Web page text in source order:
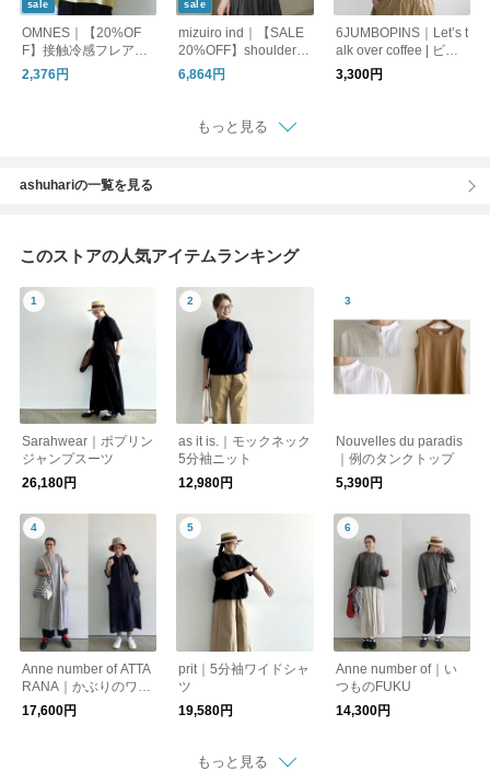
sale
OMNES｜【20%OF
F】接触冷感フレア袖
Tシャツ 二の腕さり
げカバー
2,376円
sale
mizuiro ind｜【SALE
20%OFF】shoulder tu
ck N/S P/O ショルダー
タックノースリーブプ
ス トップス カットソ
ー 2-210147
6,864円
6JUMBOPINS｜Let’s t
alk over coffee | ビッ
グTシャツ
3,300円
もっと見る
ashuhariの一覧を見る
このストアの人気アイテムランキング
Sarahwear｜ポプリン
ジャンプスーツ
26,180円
as it is.｜モックネック
5分袖ニット
12,980円
Nouvelles du paradis
｜例のタンクトップ
5,390円
Anne number of ATTA
RANA｜かぶりのワン
ピース
17,600円
prit｜5分袖ワイドシャ
ツ
19,580円
Anne number of｜い
つものFUKU
14,300円
もっと見る